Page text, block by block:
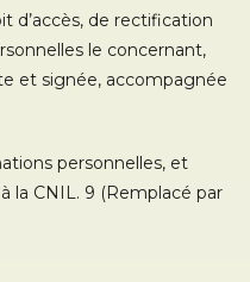
d’accès, de rectification
le concernant,
et signée, accompagnée
personnelles, et
la CNIL. 9 (Remplacé par